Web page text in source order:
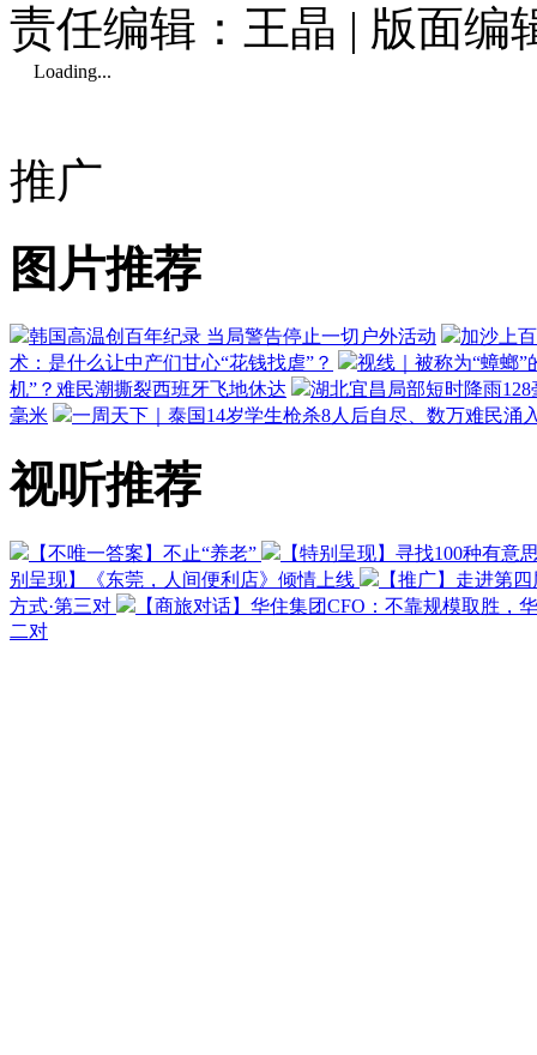
责任编辑：王晶 | 版面编
Loading...
推广
图片推荐
韩国高温创百年纪录 当局警告停止一切户外活动
加沙上
术：是什么让中产们甘心“花钱找虐”？
视线｜被称为“蟑螂
机”？难民潮撕裂西班牙飞地休达
湖北宜昌局部短时降雨
毫米
一周天下｜泰国14岁学生枪杀8人后自尽、数万难民涌
视听推荐
【不唯一答案】不止“养老”
【特别呈现】寻找100种有意
别呈现】《东莞，人间便利店》倾情上线
【推广】走进第
方式·第三对
【商旅对话】华住集团CFO：不靠规模取胜，
二对